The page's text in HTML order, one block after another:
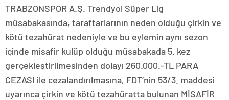
TRABZONSPOR A.Ş. Trendyol Süper Lig
müsabakasında, taraftarlarının neden olduğu çirkin ve
kötü tezahürat nedeniyle ve bu eylemin aynı sezon
içinde misafir kulüp olduğu müsabakada 5. kez
gerçekleştirilmesinden dolayı 260.000.-TL PARA
CEZASI ile cezalandırılmasına, FDT’nin 53/3. maddesi
uyarınca çirkin ve kötü tezahüratta bulunan MİSAFİR